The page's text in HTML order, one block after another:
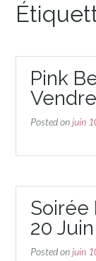
Pink
Posted on juin
Soirée
20
Posted on juin